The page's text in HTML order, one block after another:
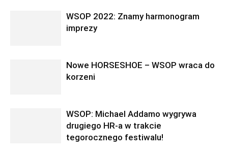
WSOP 2022: Znamy harmonogram
imprezy
Nowe HORSESHOE – WSOP wraca do
korzeni
WSOP: Michael Addamo wygrywa
drugiego HR-a w trakcie
tegorocznego festiwalu!